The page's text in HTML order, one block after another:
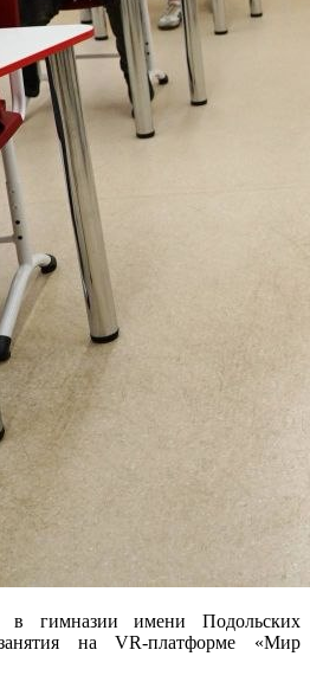
гимназии имени Подольских
занятия на VR-платформе «Мир